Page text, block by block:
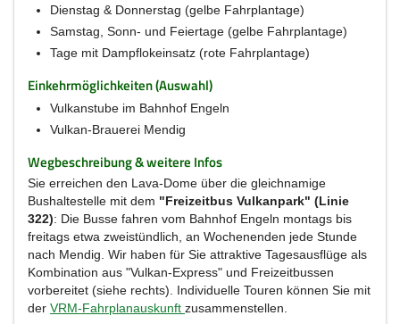
Dienstag & Donnerstag (gelbe Fahrplantage)
Samstag, Sonn- und Feiertage (gelbe Fahrplantage)
Tage mit Dampflokeinsatz (rote Fahrplantage)
Einkehrmöglichkeiten (Auswahl)
Vulkanstube im Bahnhof Engeln
Vulkan-Brauerei Mendig
Wegbeschreibung & weitere Infos
Sie erreichen den Lava-Dome über die gleichnamige
Bushaltestelle mit dem "Freizeitbus Vulkanpark" (Linie
322): Die Busse fahren vom Bahnhof Engeln montags bis
freitags etwa zweistündlich, an Wochenenden jede Stunde
nach Mendig. Wir haben für Sie attraktive Tagesausflüge als
Kombination aus "Vulkan-Express" und Freizeitbussen
vorbereitet (siehe rechts). Individuelle Touren können Sie mit
der VRM-Fahrplanauskunft zusammenstellen.